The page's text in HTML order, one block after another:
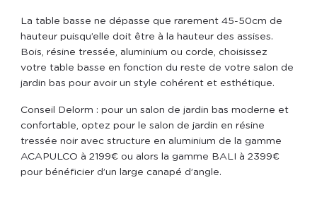
La table basse ne dépasse que rarement 45-50cm de
hauteur puisqu’elle doit être à la hauteur des assises.
Bois, résine tressée, aluminium ou corde, choisissez
votre table basse en fonction du reste de votre salon de
jardin bas pour avoir un style cohérent et esthétique.
Conseil Delorm : pour un salon de jardin bas moderne et
confortable, optez pour le salon de jardin en résine
tressée noir avec structure en aluminium de la gamme
ACAPULCO à 2199€ ou alors la gamme BALI à 2399€
pour bénéficier d’un large canapé d’angle.